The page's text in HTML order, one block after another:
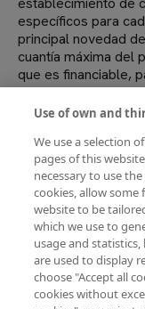
específicos para
principal novedad
cuantía máxima del
que es financiable,
A través de la
FECYT coadyuva
Innovación y
concretamente del
Investigación
Innovación.
Más información
Convocatoria de
cultura científica,
de FECYT.
Use of own and
We use a selection
pages of this
necessary to use
cookies, allow
website to be
which we use to
usage and
are used to display
choose "Accept all
cookies without